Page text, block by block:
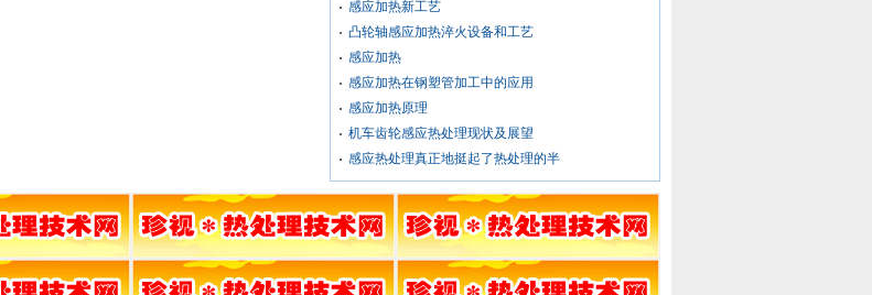
感应加热新工艺
凸轮轴感应加热淬火设备和工艺
感应加热
感应加热在钢塑管加工中的应用
感应加热原理
机车齿轮感应热处理现状及展望
感应热处理真正地挺起了热处理的半